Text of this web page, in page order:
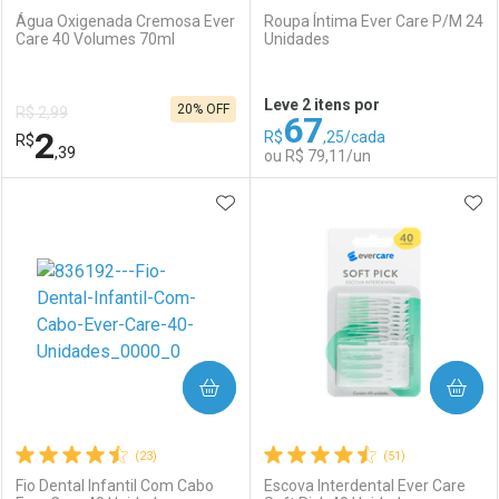
Comprar sem Desconto
Por R$ 3,67/cada
Comprar sem Desconto
Por R$ 3,67/cada
Comprar sem Desconto
Por R$ 4,29/cada
Comprar sem Desconto
Por R$ 4,29/cada
Água Oxigenada Cremosa Ever
Care 40 Volumes 70ml
R$ 2,99
R$2,39
20% OFF
Laboratório
Por Menos
Roupa Íntima Ever Care P/M 24
Unidades
Leve 2 itens por
R$67,25/cada
ou R$ 79,11/un
Laboratório
Por Menos
(23)
Fio Dental Infantil Com Cabo
ADICIONAR AOS FAVORITOS
COMPRAR
(51)
Escova Interdental Ever Care
COMPRAR